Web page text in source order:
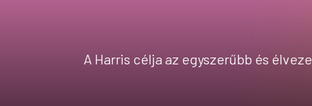
A Harris célja az egyszerűbb és